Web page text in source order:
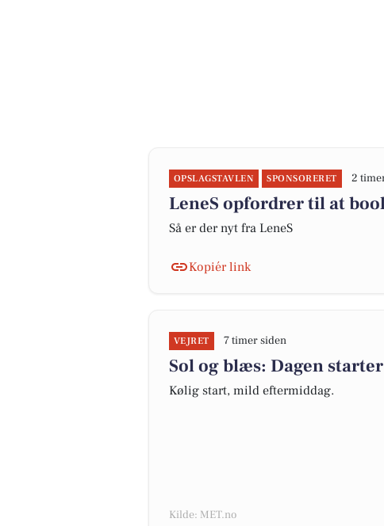
OPSLAGSTAVLEN SPONSORERET 2
LeneS opfordrer til at
Så er der nyt fra LeneS
Kopiér link
VEJRET 7 timer siden
Sol og blæs: Dagen
Kølig start, mild eftermiddag.
Kilde: MET.no